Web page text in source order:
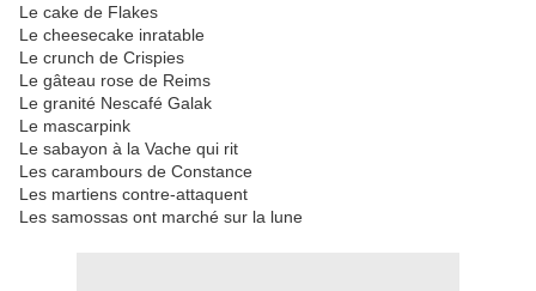
Le cake de Flakes
Le cheesecake inratable
Le crunch de Crispies
Le gâteau rose de Reims
Le granité Nescafé Galak
Le mascarpink
Le sabayon à la Vache qui rit
Les carambours de Constance
Les martiens contre-attaquent
Les samossas ont marché sur la lune